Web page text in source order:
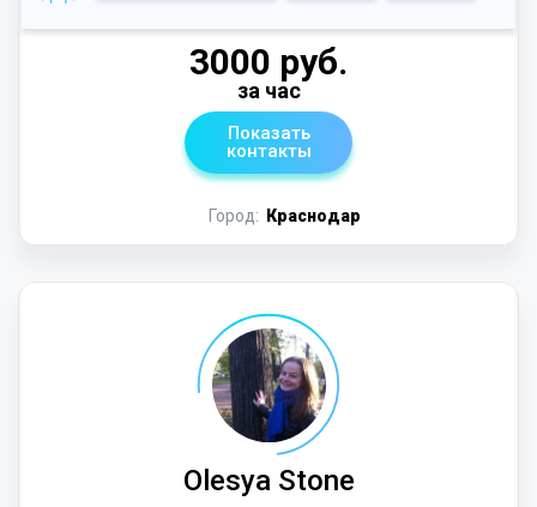
Город: Краснодар
3000 руб.
за час
Показать
контакты
Olesya Stone